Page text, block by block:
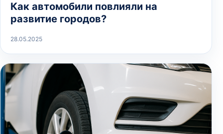
Как автомобили повлияли на
развитие городов?
28.05.2025